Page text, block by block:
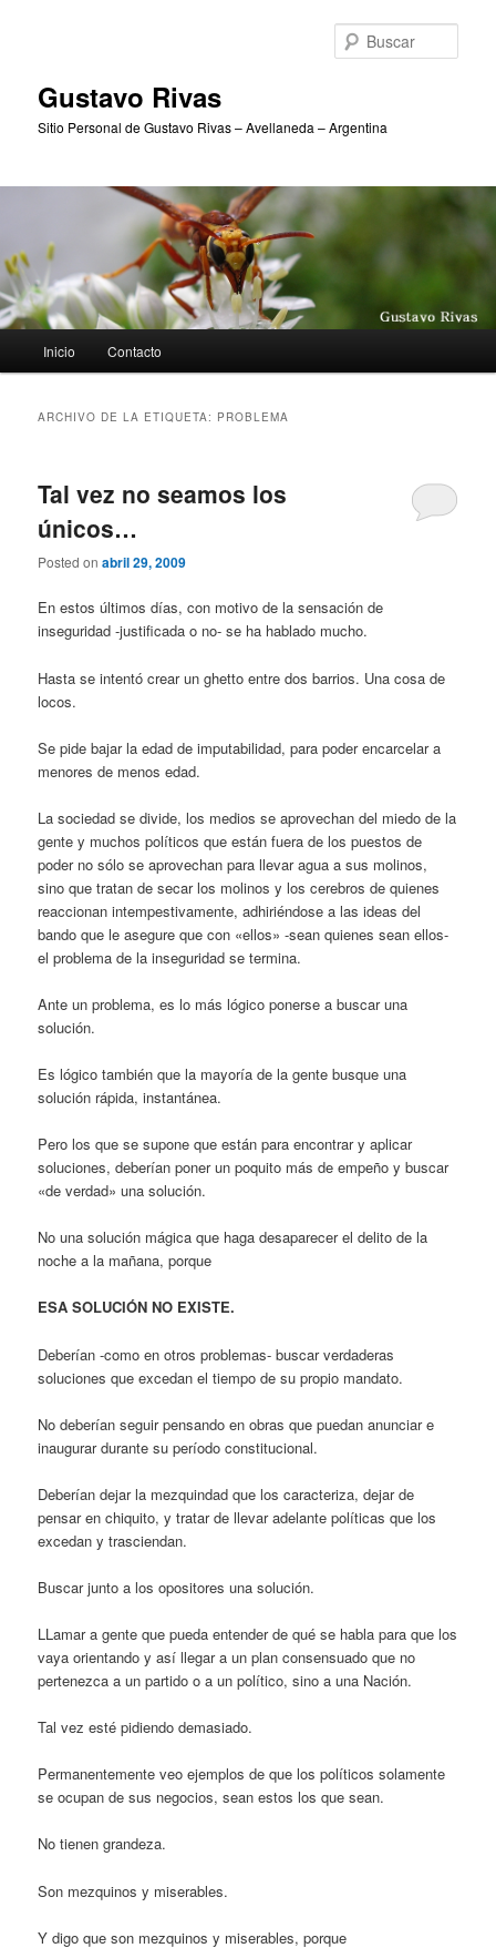
Gustavo Rivas
Sitio Personal de Gustavo Rivas – Avellaneda – Argentina
principal
Inicio Contacto
ARCHIVO DE LA ETIQUETA: PROBLEMA
Tal vez no seamos los
únicos…
Posted onabril 29, 2009
En estos últimos días, con motivo de la sensación de
inseguridad -justificada o no- se ha hablado mucho.
Hasta se intentó crear un ghetto entre dos barrios. Una cosa de
locos.
Se pide bajar la edad de imputabilidad, para poder encarcelar a
menores de menos edad.
La sociedad se divide, los medios se aprovechan del miedo de la
gente y muchos políticos que están fuera de los puestos de
poder no sólo se aprovechan para llevar agua a sus molinos,
sino que tratan de secar los molinos y los cerebros de quienes
reaccionan intempestivamente, adhiriéndose a las ideas del
bando que le asegure que con «ellos» -sean quienes sean ellos-
el problema de la inseguridad se termina.
Ante un problema, es lo más lógico ponerse a buscar una
solución.
Es lógico también que la mayoría de la gente busque una
solución rápida, instantánea.
Pero los que se supone que están para encontrar y aplicar
soluciones, deberían poner un poquito más de empeño y buscar
«de verdad» una solución.
No una solución mágica que haga desaparecer el delito de la
noche a la mañana, porque
ESA SOLUCIÓN NO EXISTE.
Deberían -como en otros problemas- buscar verdaderas
soluciones que excedan el tiempo de su propio mandato.
No deberían seguir pensando en obras que puedan anunciar e
inaugurar durante su período constitucional.
Deberían dejar la mezquindad que los caracteriza, dejar de
pensar en chiquito, y tratar de llevar adelante políticas que los
excedan y trasciendan.
Buscar junto a los opositores una solución.
LLamar a gente que pueda entender de qué se habla para que los
vaya orientando y así llegar a un plan consensuado que no
pertenezca a un partido o a un político, sino a una Nación.
Tal vez esté pidiendo demasiado.
Permanentemente veo ejemplos de que los políticos solamente
se ocupan de sus negocios, sean estos los que sean.
No tienen grandeza.
Son mezquinos y miserables.
Y digo que son mezquinos y miserables, porque